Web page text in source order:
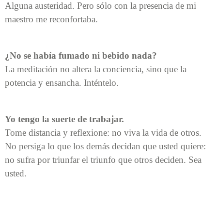
Alguna austeridad. Pero sólo con la presencia de mi
maestro me reconfortaba.
¿No se había fumado ni bebido nada?
La meditación no altera la conciencia, sino que la
potencia y ensancha. Inténtelo.
Yo tengo la suerte de trabajar.
Tome distancia y reflexione: no viva la vida de otros.
No persiga lo que los demás decidan que usted quiere:
no sufra por triunfar el triunfo que otros deciden. Sea
usted.